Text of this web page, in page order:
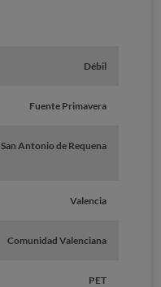
Débil
Fuente Primavera
San Antonio de Requena
Valencia
Comunidad Valenciana
PET